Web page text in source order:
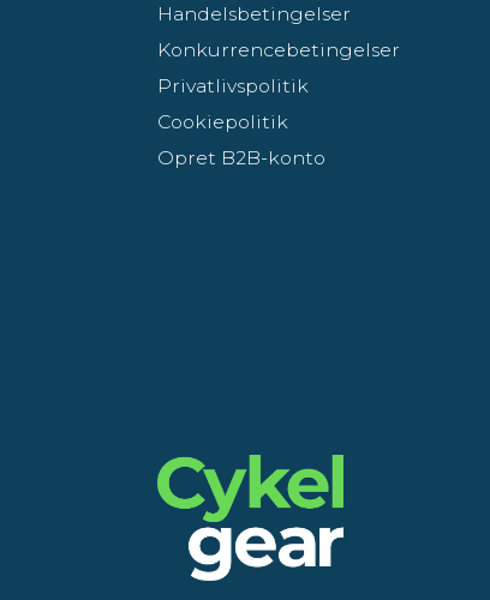
Handelsbetingelser
Konkurrencebetingelser
Privatlivspolitik
Cookiepolitik
Opret B2B-konto